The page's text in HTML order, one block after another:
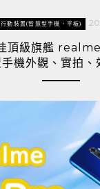
行動裝置(智慧型手機、平板)
頂級旗艦
機外觀、實拍、